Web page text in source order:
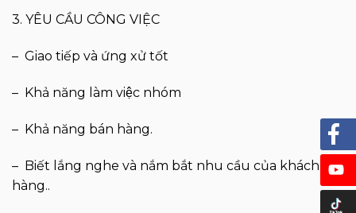
3. YÊU CẦU CÔNG VIỆC
– Giao tiếp và ứng xử tốt
– Khả năng làm việc nhóm
– Khả năng bán hàng.
– Biết lắng nghe và nắm bắt nhu cầu của khách
hàng..